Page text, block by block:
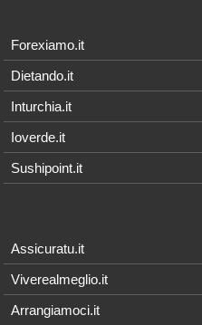
Forexiamo.it
Dietando.it
Inturchia.it
Ioverde.it
Sushipoint.it
Assicuratu.it
Viverealmeglio.it
Arrangiamoci.it